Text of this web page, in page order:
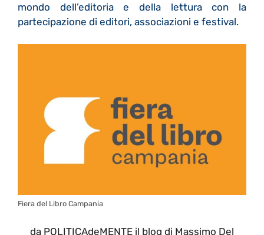
mondo dell’editoria e della lettura con la
partecipazione di editori, associazioni e festival.
Fiera del Libro Campania
da POLITICAdeMENTE il blog di Massimo Del